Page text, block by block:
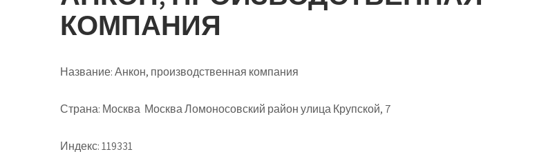
КОМПАНИЯ
Название:Анкон, производственная компания
Страна: Москва Москва Ломоносовский район улица Крупской, 7
Индекс:119331